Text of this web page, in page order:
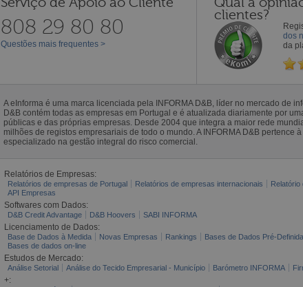
808 29 80 80
Questões mais frequentes >
clientes?
dos
da
A eInforma é uma marca licenciada pela INFORMA D&B, líder no mercado de
D&B contém todas as empresas em Portugal e é atualizada diariamente por
públicas e das próprias empresas. Desde 2004 que integra a maior rede
milhões de registos empresariais de todo o mundo. A INFORMA D&B pertence
especializado na gestão integral do risco comercial.
Relatórios de Empresas:
Relatórios de empresas de Portugal Relatórios de empresas internacionais Relatório
API Empresas
Softwares com Dados:
D&B Credit Advantage D&B Hoovers SABI INFORMA
Licenciamento de Dados:
Base de Dados à Medida Novas Empresas Rankings Bases de Dados Pré-
Bases de dados on-line
Estudos de Mercado:
Análise Setorial Análise do Tecido Empresarial - Município Barómetro INFORMA
+: